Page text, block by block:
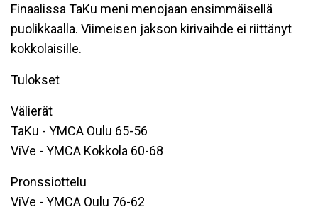
Finaalissa TaKu meni menojaan ensimmäisellä
puolikkaalla. Viimeisen jakson kirivaihde ei riittänyt
kokkolaisille.
Tulokset
Välierät
TaKu - YMCA Oulu 65-56
ViVe - YMCA Kokkola 60-68
Pronssiottelu
ViVe - YMCA Oulu 76-62